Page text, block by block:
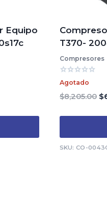
Equipo
T370-
Compresores
Valorado
con
0
de
Agotado
$8,205.00 El
$
SKU: CO-